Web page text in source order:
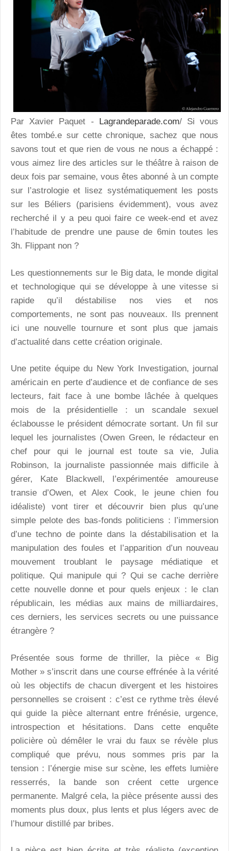
Par Xavier Paquet - Lagrandeparade.com/ Si vous
êtes tombé.e sur cette chronique, sachez que nous
savons tout et que rien de vous ne nous a échappé :
vous aimez lire des articles sur le théâtre à raison de
deux fois par semaine, vous êtes abonné à un compte
sur l’astrologie et lisez systématiquement les posts
sur les Béliers (parisiens évidemment), vous avez
recherché il y a peu quoi faire ce week-end et avez
l’habitude de prendre une pause de 6min toutes les
3h. Flippant non ?
Les questionnements sur le Big data, le monde digital
et technologique qui se développe à une vitesse si
rapide qu’il déstabilise nos vies et nos
comportements, ne sont pas nouveaux. Ils prennent
ici une nouvelle tournure et sont plus que jamais
d’actualité dans cette création originale.
Une petite équipe du New York Investigation, journal
américain en perte d’audience et de confiance de ses
lecteurs, fait face à une bombe lâchée à quelques
mois de la présidentielle : un scandale sexuel
éclabousse le président démocrate sortant. Un fil sur
lequel les journalistes (Owen Green, le rédacteur en
chef pour qui le journal est toute sa vie, Julia
Robinson, la journaliste passionnée mais difficile à
gérer, Kate Blackwell, l’expérimentée amoureuse
transie d’Owen, et Alex Cook, le jeune chien fou
idéaliste) vont tirer et découvrir bien plus qu’une
simple pelote des bas-fonds politiciens : l’immersion
d’une techno de pointe dans la déstabilisation et la
manipulation des foules et l’apparition d’un nouveau
mouvement troublant le paysage médiatique et
politique. Qui manipule qui ? Qui se cache derrière
cette nouvelle donne et pour quels enjeux : le clan
républicain, les médias aux mains de milliardaires,
ces derniers, les services secrets ou une puissance
étrangère ?
Présentée sous forme de thriller, la pièce « Big
Mother » s’inscrit dans une course effrénée à la vérité
où les objectifs de chacun divergent et les histoires
personnelles se croisent : c’est ce rythme très élevé
qui guide la pièce alternant entre frénésie, urgence,
introspection et hésitations. Dans cette enquête
policière où démêler le vrai du faux se révèle plus
compliqué que prévu, nous sommes pris par la
tension : l’énergie mise sur scène, les effets lumière
resserrés, la bande son créent cette urgence
permanente. Malgré cela, la pièce présente aussi des
moments plus doux, plus lents et plus légers avec de
l’humour distillé par bribes.